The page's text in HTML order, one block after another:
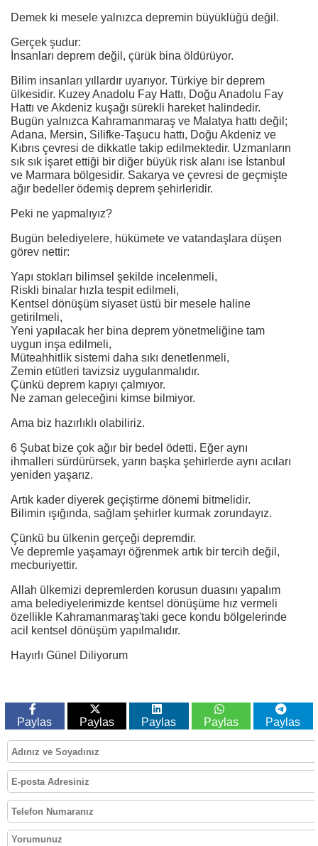
Demek ki mesele yalnızca depremin büyüklüğü değil.
Gerçek şudur:
İnsanları deprem değil, çürük bina öldürüyor.
Bilim insanları yıllardır uyarıyor. Türkiye bir deprem
ülkesidir. Kuzey Anadolu Fay Hattı, Doğu Anadolu Fay
Hattı ve Akdeniz kuşağı sürekli hareket halindedir.
Bugün yalnızca Kahramanmaraş ve Malatya hattı değil;
Adana, Mersin, Silifke-Taşucu hattı, Doğu Akdeniz ve
Kıbrıs çevresi de dikkatle takip edilmektedir. Uzmanların
sık sık işaret ettiği bir diğer büyük risk alanı ise İstanbul
ve Marmara bölgesidir. Sakarya ve çevresi de geçmişte
ağır bedeller ödemiş deprem şehirleridir.
Peki ne yapmalıyız?
Bugün belediyelere, hükümete ve vatandaşlara düşen
görev nettir:
Yapı stokları bilimsel şekilde incelenmeli,
Riskli binalar hızla tespit edilmeli,
Kentsel dönüşüm siyaset üstü bir mesele haline
getirilmeli,
Yeni yapılacak her bina deprem yönetmeliğine tam
uygun inşa edilmeli,
Müteahhitlik sistemi daha sıkı denetlenmeli,
Zemin etütleri tavizsiz uygulanmalıdır.
Çünkü deprem kapıyı çalmıyor.
Ne zaman geleceğini kimse bilmiyor.
Ama biz hazırlıklı olabiliriz.
6 Şubat bize çok ağır bir bedel ödetti. Eğer aynı
ihmalleri sürdürürsek, yarın başka şehirlerde aynı acıları
yeniden yaşarız.
Artık kader diyerek geçiştirme dönemi bitmelidir.
Bilimin ışığında, sağlam şehirler kurmak zorundayız.
Çünkü bu ülkenin gerçeği depremdir.
Ve depremle yaşamayı öğrenmek artık bir tercih değil,
mecburiyettir.
Allah ülkemizi depremlerden korusun duasını yapalım
ama belediyelerimizde kentsel dönüşüme hız vermeli
özellikle Kahramanmaraş'taki gece kondu bölgelerinde
acil kentsel dönüşüm yapılmalıdır.
Hayırlı Günel Diliyorum
Paylas Paylas Paylas Paylas Paylas